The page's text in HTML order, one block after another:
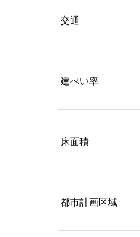
交通
建ぺい率
床面積
都市計画区域